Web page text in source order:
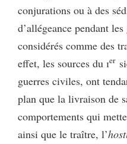
conjurations ou à des
d’allégeance pendant
considérés comme des
effet, les sources du ier
guerres civiles, ont
plan que la livraison de
comportements qui
ainsi que le traître, l’